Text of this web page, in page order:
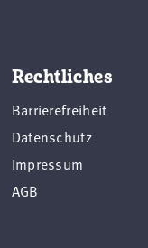
Rechtliches
Barrierefreiheit
Datenschutz
Impressum
AGB